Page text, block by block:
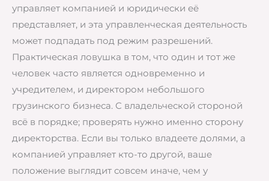
управляет компанией и юридически её
представляет, и эта управленческая деятельность
может подпадать под режим разрешений.
Практическая ловушка в том, что один и тот же
человек часто является одновременно и
учредителем, и директором небольшого
грузинского бизнеса. С владельческой стороной
всё в порядке; проверять нужно именно сторону
директорства. Если вы только владеете долями, а
компанией управляет кто-то другой, ваше
положение выглядит совсем иначе, чем у